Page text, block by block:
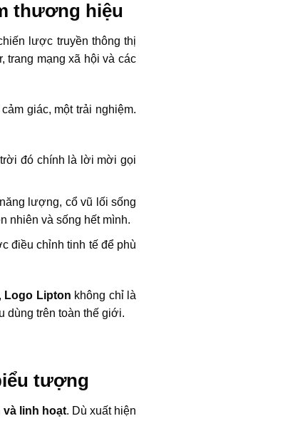
thương hiệu
lược truyền thông thị
trang mạng xã hội và các
giác, một trải nghiệm.
đó chính là lời mời gọi
lượng, cổ vũ lối sống
nhiên và sống hết mình.
điều chỉnh tinh tế để phù
Logo Lipton không chỉ là
dùng trên toàn thế giới.
tượng
và linh hoạt. Dù xuất hiện